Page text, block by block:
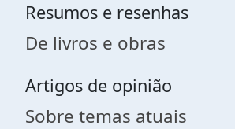
Resumos e resenhas
De livros e obras
Artigos de opinião
Sobre temas atuais